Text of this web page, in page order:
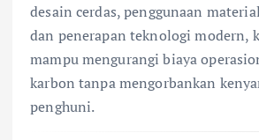
desain cerdas, penggunaan
dan penerapan teknologi modern,
mampu mengurangi biaya
karbon tanpa mengorbankan
penghuni.